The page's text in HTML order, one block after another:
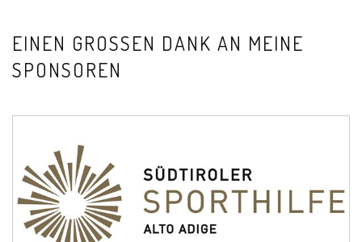
EINEN GROSSEN DANK AN MEINE S
PONSOREN